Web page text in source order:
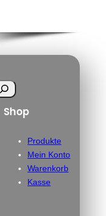
Shop
Produkte
Mein Konto
Warenkorb
Kasse